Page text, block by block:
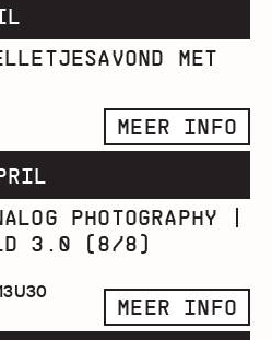
MET
MEER INFO
PHOTOGRAPHY |
3.0 (8/8)
MEER INFO